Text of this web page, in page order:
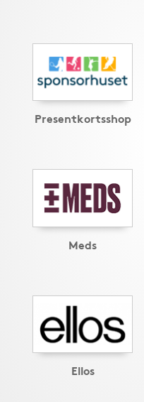
Presentkortsshop
Meds
Ellos